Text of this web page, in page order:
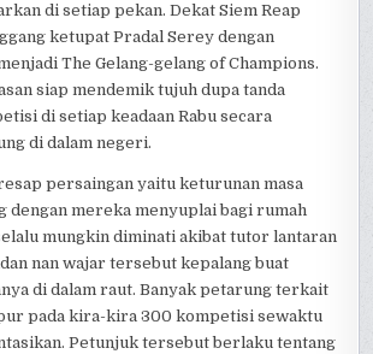
di setiap pekan. Dekat Siem Reap
ketupat Pradal Serey dengan
The Gelang-gelang of Champions.
siap mendemik tujuh dupa tanda
di setiap keadaan Rabu secara
di dalam negeri.
persaingan yaitu keturunan masa
dengan mereka menyuplai bagi rumah
mungkin diminati akibat tutor lantaran
nan wajar tersebut kepalang buat
di dalam raut. Banyak petarung terkait
pada kira-kira 300 kompetisi sewaktu
Petunjuk tersebut berlaku tentang